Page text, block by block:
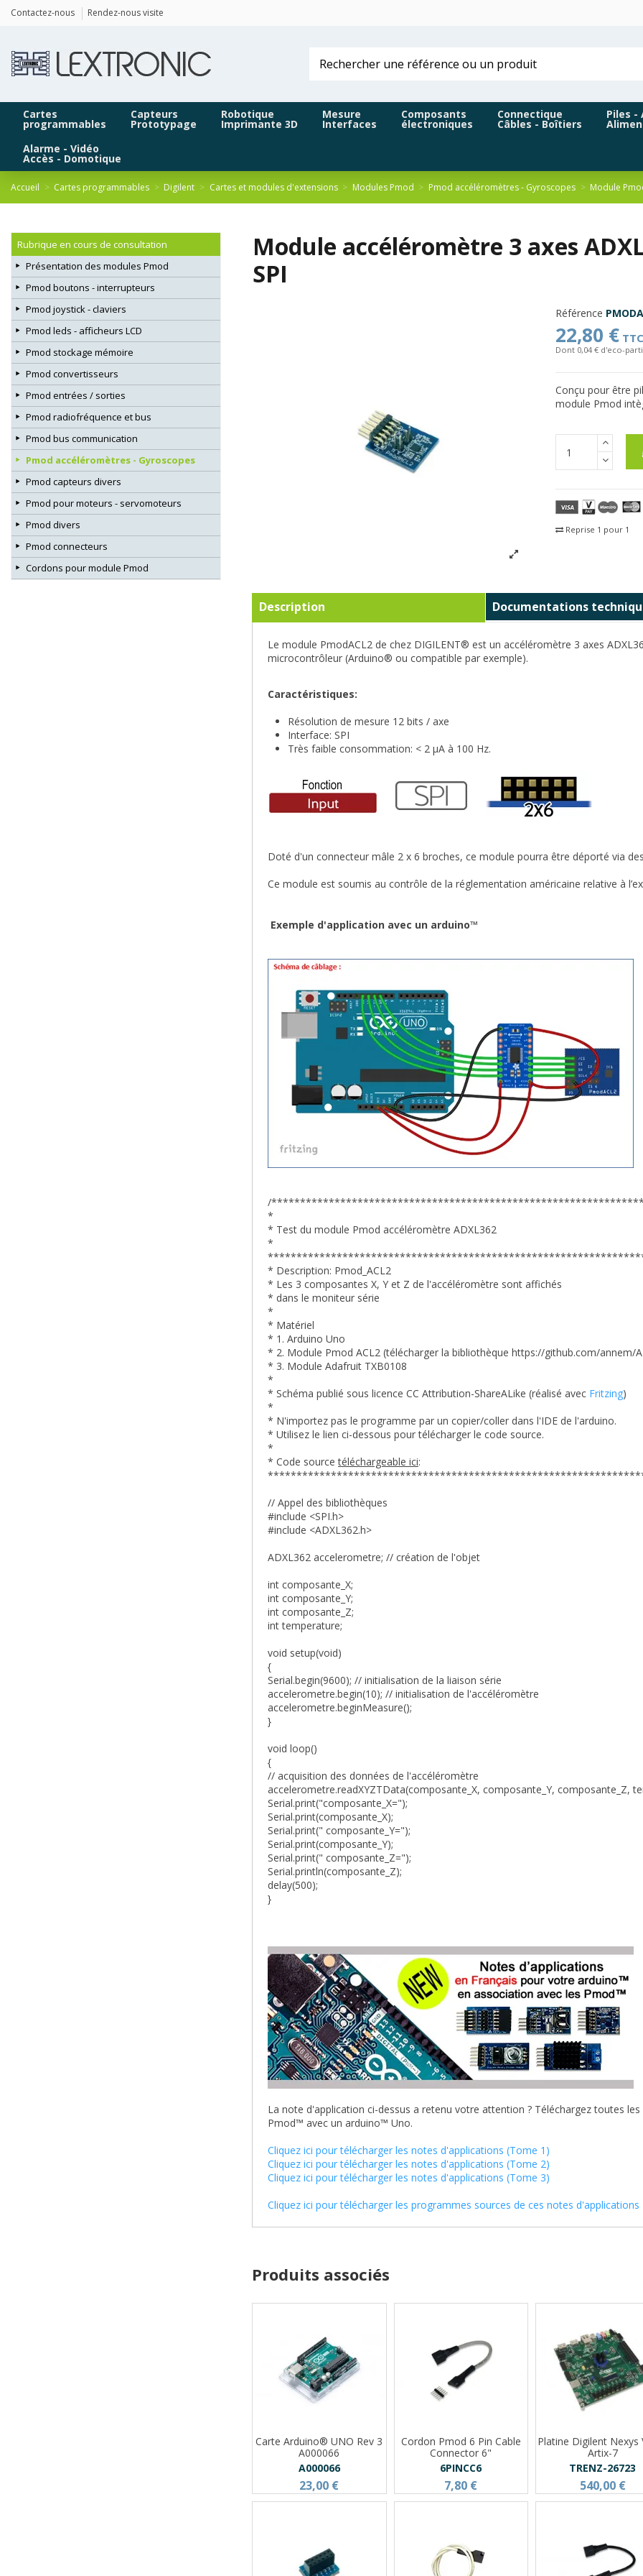
Contactez-nous Rendez-nous visite
Cartes
programmables
Capteurs
Prototypage
Robotique
Imprimante 3D
Mesure
Interfaces
Composants
électroniques
Connectique
Câbles - Boîtiers
Piles -
Alarme - Vidéo
Accès - Domotique
Accueil Cartes programmables Digilent Cartes et modules d'extensions Modules Pmod Pmod accéléromètres - Gyroscopes Module
Module accéléromètre 3 axes
SPI
Référence
22,80 € TTC
Dont 0,04 € d'eco-
Conçu pour être
module Pmod
Reprise 1 pour 1
Description Documentations
Le module PmodACL2 de chez DIGILENT® est un accéléromètre 3 axes
microcontrôleur (Arduino® ou compatible par exemple).
Caractéristiques:
Résolution de mesure 12 bits / axe
Interface: SPI
Très faible consommation: < 2 µA à 100 Hz.
Doté d'un connecteur mâle 2 x 6 broches, ce module pourra être déporté via
Ce module est soumis au contrôle de la réglementation américaine relative à
Exemple d'application avec un arduino™
/
*
* Test du module Pmod accéléromètre ADXL362
*
* Description: Pmod_ACL2
* Les 3 composantes X, Y et Z de l'accéléromètre sont affichés
* dans le moniteur série
*
* Matériel
* 1. Arduino Uno
* 2. Module Pmod ACL2 (télécharger la bibliothèque https://github.com/annem/
* 3. Module Adafruit TXB0108
*
* Schéma publié sous licence CC Attribution-ShareALike (réalisé avec Fritzing)
*
* N'importez pas le programme par un copier/coller dans l'IDE de l'arduino.
* Utilisez le lien ci-dessous pour télécharger le code source.
*
* Code sourcetéléchargeable ici:
// Appel des bibliothèques
#include <SPI.h>
#include <ADXL362.h>
ADXL362 accelerometre; // création de l'objet
int composante_X;
int composante_Y;
int composante_Z;
int temperature;
void setup(void)
{
Serial.begin(9600); // initialisation de la liaison série
accelerometre.begin(10); // initialisation de l'accéléromètre
accelerometre.beginMeasure();
}
void loop()
{
// acquisition des données de l'accéléromètre
accelerometre.readXYZTData(composante_X, composante_Y, composante_Z,
Serial.print("composante_X=");
Serial.print(composante_X);
Serial.print(" composante_Y=");
Serial.print(composante_Y);
Serial.print(" composante_Z=");
Serial.println(composante_Z);
delay(500);
}
La note d'application ci-dessus a retenu votre attention ? Téléchargez toutes
Pmod™ avec un arduino™ Uno.
Cliquez ici pour télécharger les notes d'applications (Tome 1)
Cliquez ici pour télécharger les notes d'applications (Tome 2)
Cliquez ici pour télécharger les notes d'applications (Tome 3)
Cliquez ici pour télécharger les programmes sources de ces notes d'applications
Produits associés
Carte Arduino® UNO Rev 3
A000066
A000066
23,00 €
Cordon Pmod 6 Pin Cable
Connector 6"
6PINCC6
7,80 €
Platine Digilent Nexys
Artix-7
TRENZ-26723
540,00 €
Rubrique en cours de consultation
Présentation des modules Pmod
Pmod boutons - interrupteurs
Pmod joystick - claviers
Pmod leds - afficheurs LCD
Pmod stockage mémoire
Pmod convertisseurs
Pmod entrées / sorties
Pmod radiofréquence et bus
Pmod bus communication
Pmod accéléromètres - Gyroscopes
Pmod capteurs divers
Pmod pour moteurs - servomoteurs
Pmod divers
Pmod connecteurs
Cordons pour module Pmod
Panneau de gestion des cookies